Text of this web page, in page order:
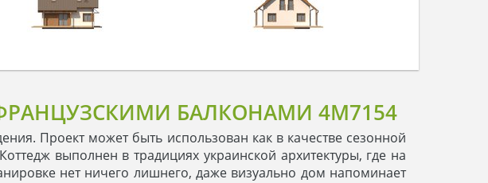
БАЛКОНАМИ 4M7154
Проект может быть использован как в качестве сезонной
выполнен в традициях украинской архитектуры, где на
нет ничего лишнего, даже визуально дом напоминает